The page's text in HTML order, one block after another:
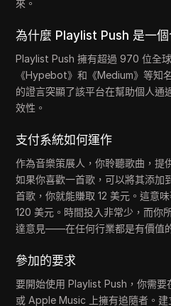
來。
為什麼 Playlist Push 是一
Playlist Push 擁有超過 970 位全
《Hypebot》和《Medium》等知
的證言突顯了該平台在幫助個人通
效性。
支付系統如何運作
作為音樂策展人，你聆聽歌曲，提
如果你喜歡一首歌，可以將其添加
首歌，你就能賺取 12 美元。這意
120 美元。時間投入非常少，而
達意見——在任何行業都是有價值
參加的要求
要開始使用 Playlist Push，你需
或 Apple Music 上擁有追隨者。建